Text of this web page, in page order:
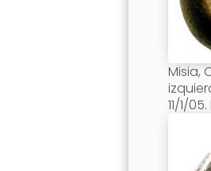
Misia,
11/1/